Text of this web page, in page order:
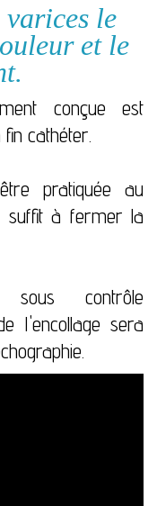
varices le
et le
conçue est
cathéter
pratiquée au
suffit à fermer la
sous contrôle
l'encollage sera